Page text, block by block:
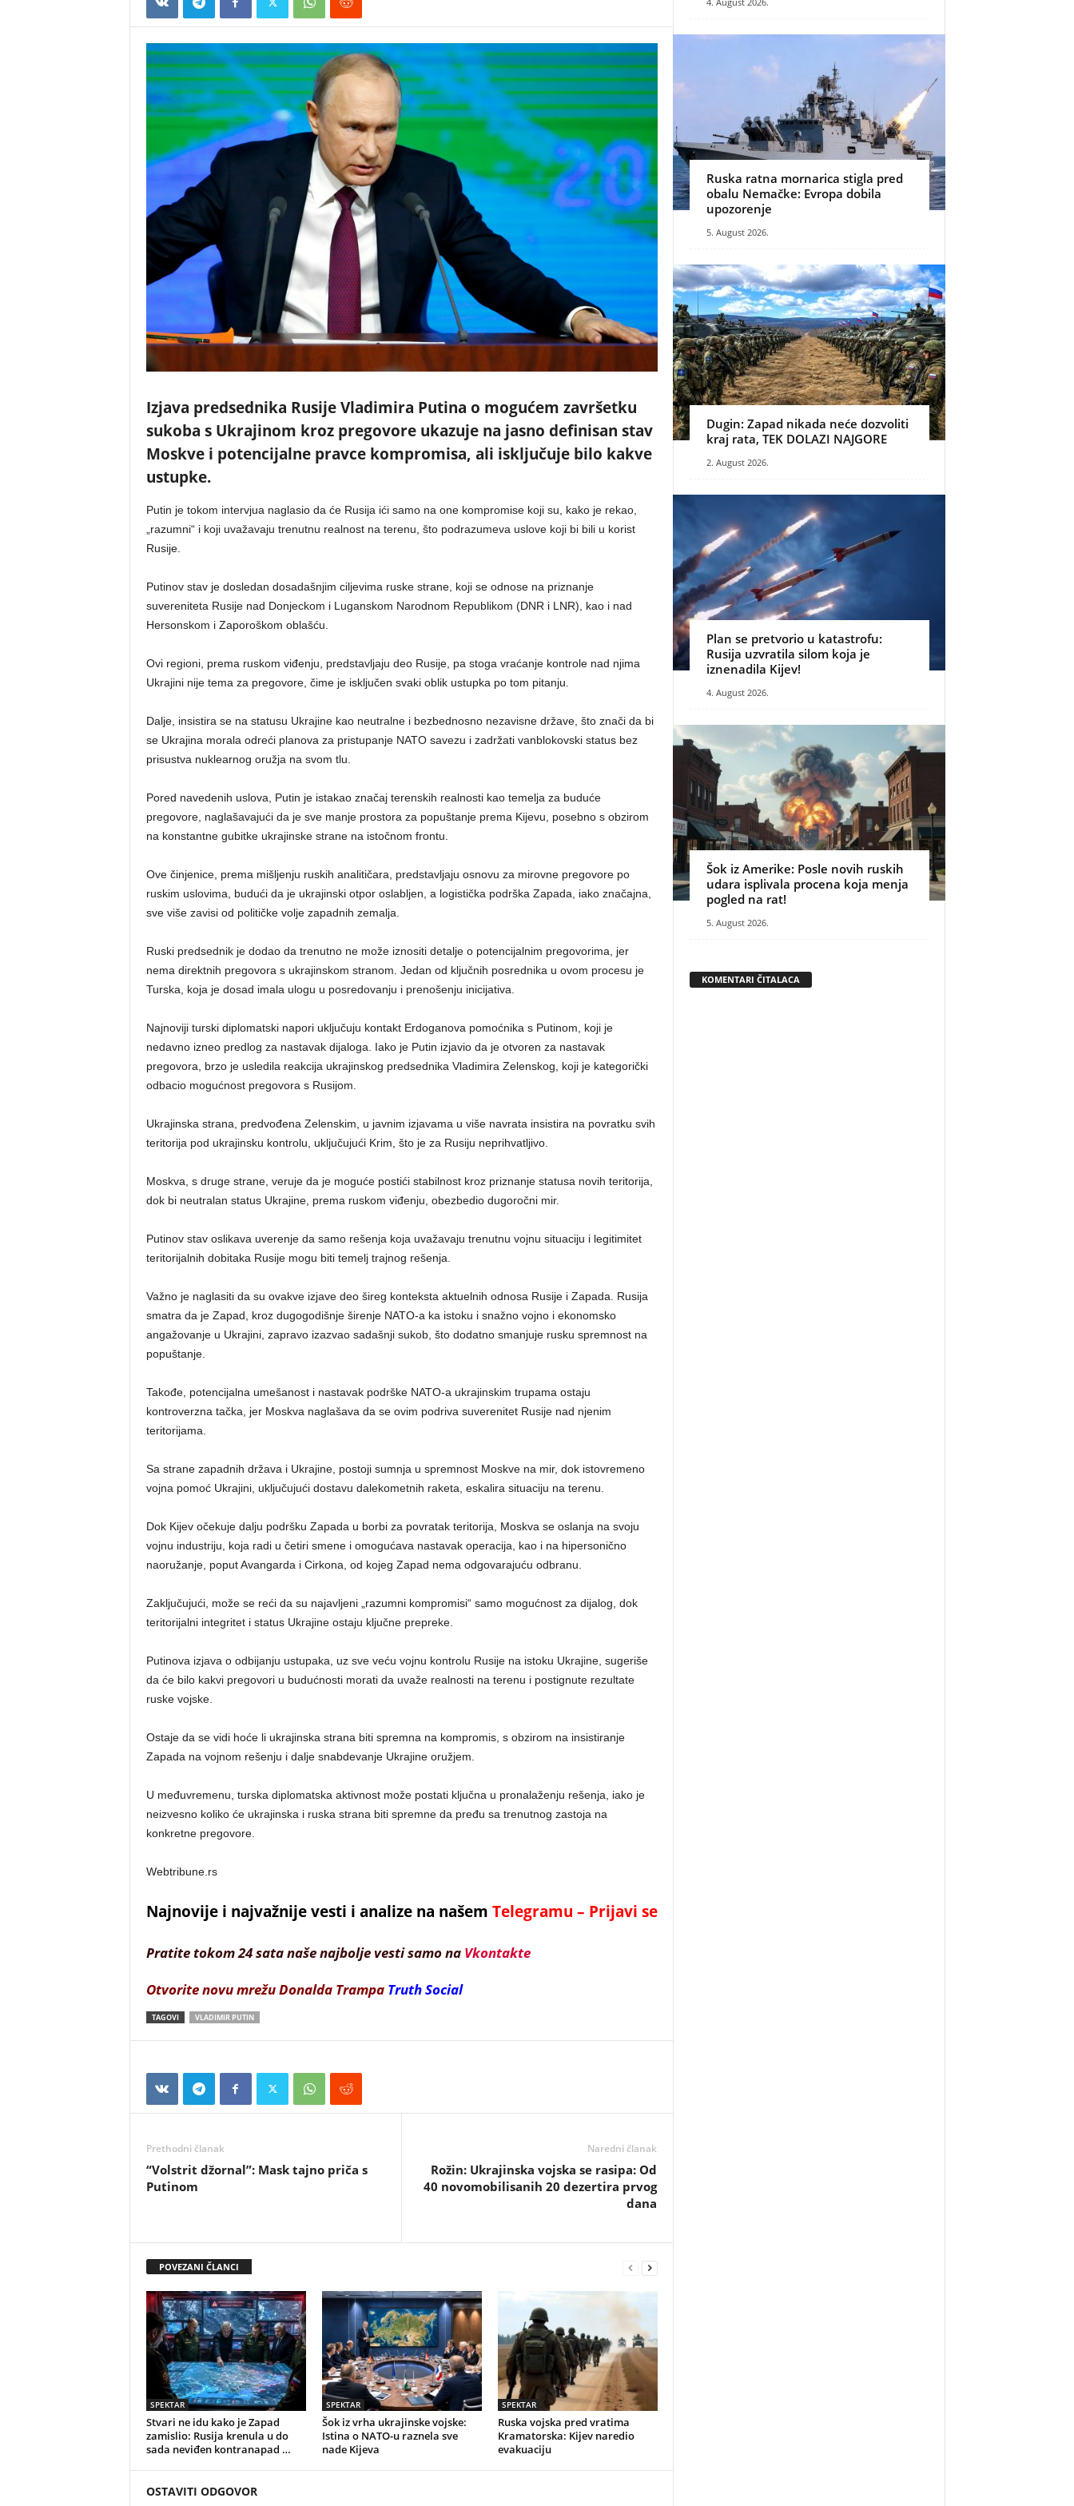
Izjava predsednika Rusije Vladimira Putina o mogućem završetku
sukoba s Ukrajinom kroz pregovore ukazuje na jasno definisan stav
Moskve i potencijalne pravce kompromisa, ali isključuje bilo kakve
ustupke.
Putin je tokom intervjua naglasio da će Rusija ići samo na one kompromise koji su, kako je rekao,
„razumni“ i koji uvažavaju trenutnu realnost na terenu, što podrazumeva uslove koji bi bili u korist
Rusije.
Putinov stav je dosledan dosadašnjim ciljevima ruske strane, koji se odnose na priznanje
suvereniteta Rusije nad Donjeckom i Luganskom Narodnom Republikom (DNR i LNR), kao i nad
Hersonskom i Zaporoškom oblašću.
Ovi regioni, prema ruskom viđenju, predstavljaju deo Rusije, pa stoga vraćanje kontrole nad njima
Ukrajini nije tema za pregovore, čime je isključen svaki oblik ustupka po tom pitanju.
Dalje, insistira se na statusu Ukrajine kao neutralne i bezbednosno nezavisne države, što znači da bi
se Ukrajina morala odreći planova za pristupanje NATO savezu i zadržati vanblokovski status bez
prisustva nuklearnog oružja na svom tlu.
Pored navedenih uslova, Putin je istakao značaj terenskih realnosti kao temelja za buduće
pregovore, naglašavajući da je sve manje prostora za popuštanje prema Kijevu, posebno s obzirom
na konstantne gubitke ukrajinske strane na istočnom frontu.
Ove činjenice, prema mišljenju ruskih analitičara, predstavljaju osnovu za mirovne pregovore po
ruskim uslovima, budući da je ukrajinski otpor oslabljen, a logistička podrška Zapada, iako značajna,
sve više zavisi od političke volje zapadnih zemalja.
Ruski predsednik je dodao da trenutno ne može iznositi detalje o potencijalnim pregovorima, jer
nema direktnih pregovora s ukrajinskom stranom. Jedan od ključnih posrednika u ovom procesu je
Turska, koja je dosad imala ulogu u posredovanju i prenošenju inicijativa.
Najnoviji turski diplomatski napori uključuju kontakt Erdoganova pomoćnika s Putinom, koji je
nedavno izneo predlog za nastavak dijaloga. Iako je Putin izjavio da je otvoren za nastavak
pregovora, brzo je usledila reakcija ukrajinskog predsednika Vladimira Zelenskog, koji je kategorički
odbacio mogućnost pregovora s Rusijom.
Ukrajinska strana, predvođena Zelenskim, u javnim izjavama u više navrata insistira na povratku svih
teritorija pod ukrajinsku kontrolu, uključujući Krim, što je za Rusiju neprihvatljivo.
Moskva, s druge strane, veruje da je moguće postići stabilnost kroz priznanje statusa novih teritorija,
dok bi neutralan status Ukrajine, prema ruskom viđenju, obezbedio dugoročni mir.
Putinov stav oslikava uverenje da samo rešenja koja uvažavaju trenutnu vojnu situaciju i legitimitet
teritorijalnih dobitaka Rusije mogu biti temelj trajnog rešenja.
Važno je naglasiti da su ovakve izjave deo šireg konteksta aktuelnih odnosa Rusije i Zapada. Rusija
smatra da je Zapad, kroz dugogodišnje širenje NATO-a ka istoku i snažno vojno i ekonomsko
angažovanje u Ukrajini, zapravo izazvao sadašnji sukob, što dodatno smanjuje rusku spremnost na
popuštanje.
Takođe, potencijalna umešanost i nastavak podrške NATO-a ukrajinskim trupama ostaju
kontroverzna tačka, jer Moskva naglašava da se ovim podriva suverenitet Rusije nad njenim
teritorijama.
Sa strane zapadnih država i Ukrajine, postoji sumnja u spremnost Moskve na mir, dok istovremeno
vojna pomoć Ukrajini, uključujući dostavu dalekometnih raketa, eskalira situaciju na terenu.
Dok Kijev očekuje dalju podršku Zapada u borbi za povratak teritorija, Moskva se oslanja na svoju
vojnu industriju, koja radi u četiri smene i omogućava nastavak operacija, kao i na hipersonično
naoružanje, poput Avangarda i Cirkona, od kojeg Zapad nema odgovarajuću odbranu.
Zaključujući, može se reći da su najavljeni „razumni kompromisi“ samo mogućnost za dijalog, dok
teritorijalni integritet i status Ukrajine ostaju ključne prepreke.
Putinova izjava o odbijanju ustupaka, uz sve veću vojnu kontrolu Rusije na istoku Ukrajine, sugeriše
da će bilo kakvi pregovori u budućnosti morati da uvaže realnosti na terenu i postignute rezultate
ruske vojske.
Ostaje da se vidi hoće li ukrajinska strana biti spremna na kompromis, s obzirom na insistiranje
Zapada na vojnom rešenju i dalje snabdevanje Ukrajine oružjem.
U međuvremenu, turska diplomatska aktivnost može postati ključna u pronalaženju rešenja, iako je
neizvesno koliko će ukrajinska i ruska strana biti spremne da pređu sa trenutnog zastoja na
konkretne pregovore.
Webtribune.rs
Najnovije i najvažnije vesti i analize na našem Telegramu – Prijavi se
Pratite tokom 24 sata naše najbolje vesti samo na Vkontakte
Otvorite novu mrežu Donalda Trampa Truth Social
TAGOVI VLADIMIR PUTIN
Prethodni članak
“Volstrit džornal”: Mask tajno priča s
Putinom
Naredni članak
Rožin: Ukrajinska vojska se rasipa: Od
40 novomobilisanih 20 dezertira prvog
dana
POVEZANI ČLANCI
SPEKTAR
Stvari ne idu kako je Zapad
zamislio: Rusija krenula u do
sada neviđen kontranapad …
SPEKTAR
Šok iz vrha ukrajinske vojske:
Istina o NATO-u raznela sve
nade Kijeva
SPEKTAR
Ruska vojska pred vratima
Kramatorska: Kijev naredio
evakuaciju
OSTAVITI ODGOVOR
Ruska ratna mornarica stigla pred
obalu Nemačke: Evropa dobila
upozorenje
5. August 2026.
Dugin: Zapad nikada neće dozvoliti
kraj rata, TEK DOLAZI NAJGORE
2. August 2026.
Plan se pretvorio u katastrofu:
Rusija uzvratila silom koja je
iznenadila Kijev!
4. August 2026.
Šok iz Amerike: Posle novih ruskih
udara isplivala procena koja menja
pogled na rat!
5. August 2026.
KOMENTARI ČITALACA